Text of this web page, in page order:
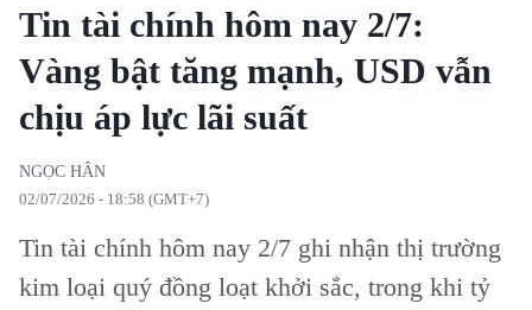
Tin tài chính hôm nay 2/7:
Vàng bật tăng mạnh, USD vẫn
chịu áp lực lãi suất
NGỌC HÂN
02/07/2026 - 18:58 (GMT+7)
Tin tài chính hôm nay 2/7 ghi nhận thị trường
kim loại quý đồng loạt khởi sắc, trong khi tỷ